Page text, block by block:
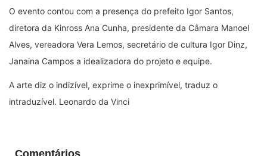
O evento contou com a presença do prefeito Igor Santos,
diretora da Kinross Ana Cunha, presidente da Câmara Manoel
Alves, vereadora Vera Lemos, secretário de cultura Igor Dinz,
Janaina Campos a idealizadora do projeto e equipe.
A arte diz o indizível, exprime o inexprimível, traduz o
intraduzível. Leonardo da Vinci
Comentários